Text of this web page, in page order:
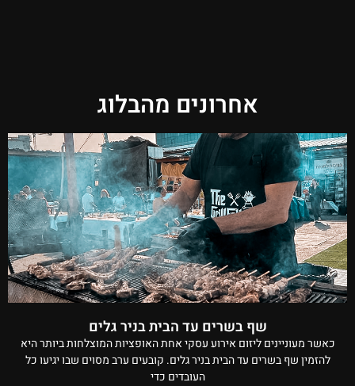
אחרונים מהבלוג
שף בשרים עד הבית בניר גלים
כאשר מעוניינים ליזום אירוע עסקי אחת האופציות המוצלחות ביותר היא
להזמין שף בשרים עד הבית בניר גלים. קובעים ערב מסוים שבו יגיעו כל
העובדים כדי